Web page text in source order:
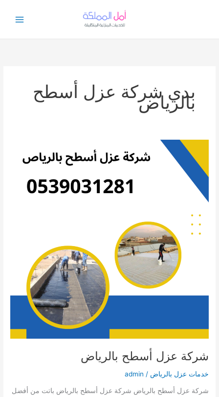
بدي شركة عزل أسطح
بالرياض
شركة عزل أسطح بالرياض
خدمات عزل بالرياض /
admin
شركة عزل أسطح بالرياض شركة عزل أسطح بالرياض باتت من أفضل